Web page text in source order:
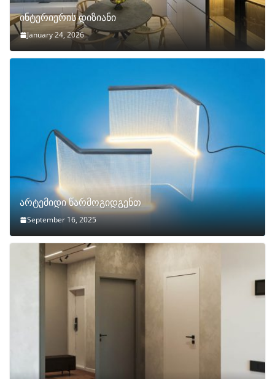
ინტერიერის დიზიანი
January 24, 2026
არტემიდი წარმოგიდგენთ
September 16, 2025